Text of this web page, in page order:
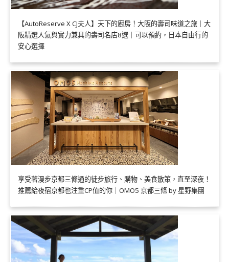
【AutoReserve X CJ夫人】天下的廚房！大阪的壽司味道之旅｜大
阪精選人氣與實力兼具的壽司名店8選｜可以預約，日本自由行的
安心選擇
享受著漫步京都三條通的徒步旅行、購物、美食散策，直至深夜！
推薦給夜宿京都也注重CP值的你｜OMO5 京都三條 by 星野集團